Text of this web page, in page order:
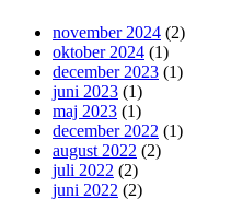
november 2024 (2)
oktober 2024 (1)
december 2023 (1)
juni 2023 (1)
maj 2023 (1)
december 2022 (1)
august 2022 (2)
juli 2022 (2)
juni 2022 (2)